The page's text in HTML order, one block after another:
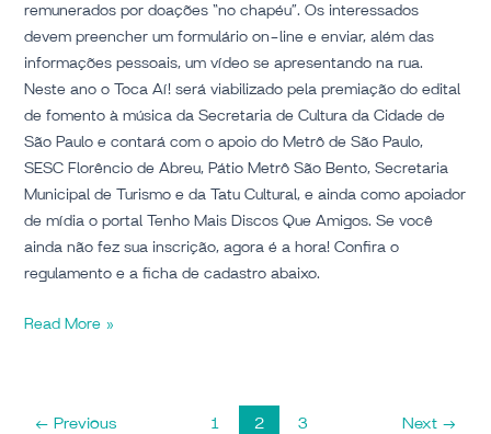
remunerados por doações “no chapéu”. Os interessados
devem preencher um formulário on-line e enviar, além das
informações pessoais, um vídeo se apresentando na rua.
Neste ano o Toca Aí! será viabilizado pela premiação do edital
de fomento à música da Secretaria de Cultura da Cidade de
São Paulo e contará com o apoio do Metrô de São Paulo,
SESC Florêncio de Abreu, Pátio Metrô São Bento, Secretaria
Municipal de Turismo e da Tatu Cultural, e ainda como apoiador
de mídia o portal Tenho Mais Discos Que Amigos. Se você
ainda não fez sua inscrição, agora é a hora! Confira o
regulamento e a ficha de cadastro abaixo.
Read More »
← Previous 1 2 3 Next →